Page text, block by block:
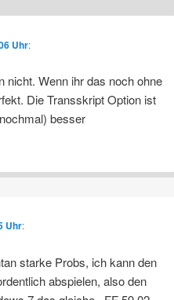
Uhr:
nicht. Wenn ihr das noch ohne
Die Transskript Option ist
besser
Uhr:
starke Probs, ich kann den
abspielen, also den